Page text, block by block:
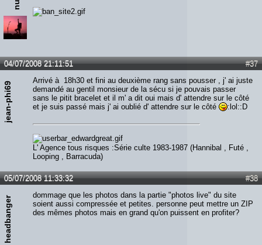
#37
04/07/2008 21:11:51
jean-phi69
Arrivé à 18h30 et fini au deuxième rang sans pousser , j' ai juste
demandé au gentil monsieur de la sécu si je pouvais passer
sans le pitit bracelet et il m' a dit oui mais d' attendre sur le côté
et je suis passé mais j' ai oublié d' attendre sur le côté
:lol::D
L' Agence tous risques :Série culte 1983-1987 (Hannibal , Futé ,
Looping , Barracuda)
#38
05/07/2008 11:33:32
headbanger
dommage que les photos dans la partie "photos live" du site
soient aussi compressée et petites. personne peut mettre un ZIP
des mêmes photos mais en grand qu'on puissent en profiter?